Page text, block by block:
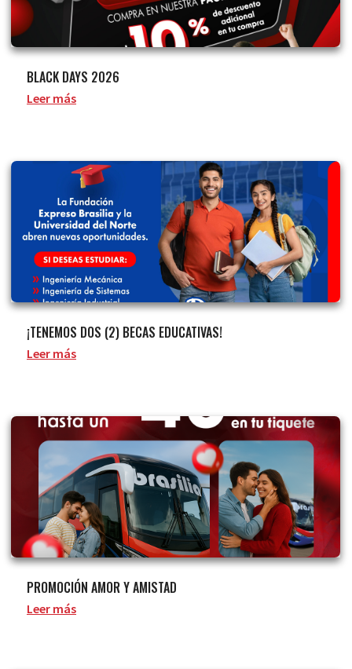
BLACK DAYS 2026
Leer más
¡TENEMOS DOS (2) BECAS EDUCATIVAS!
Leer más
PROMOCIÓN AMOR Y AMISTAD
Leer más